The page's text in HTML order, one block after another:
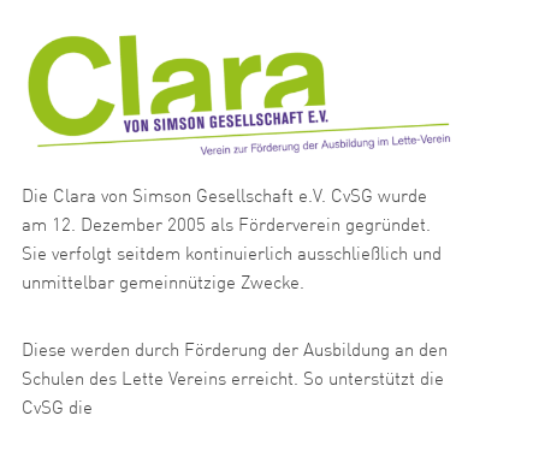
Die Clara von Simson Gesellschaft e.V. CvSG wurde
am 12. Dezember 2005 als Förderverein gegründet.
Sie verfolgt seitdem kontinuierlich ausschließlich und
unmittelbar gemeinnützige Zwecke.
Diese werden durch Förderung der Ausbildung an den
Schulen des Lette Vereins erreicht. So unterstützt die
CvSG die